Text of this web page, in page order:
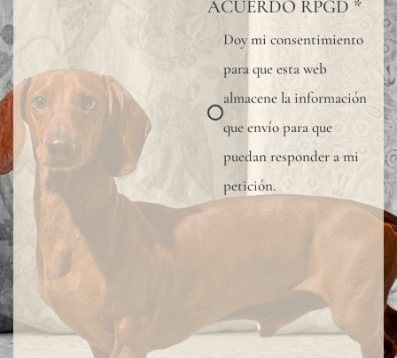
ACUERDO RPGD *
Doy mi consentimiento
para que esta web
almacene la información
que envío para que
puedan responder a mi
petición.